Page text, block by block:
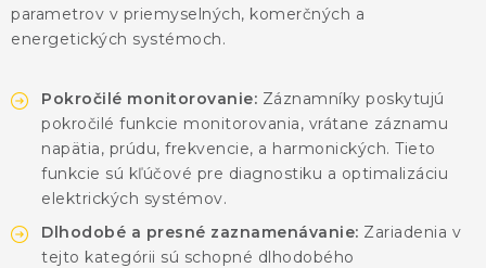
BLOG
ZNAČKY
Obchodné podmienky GDPR Slovník pojmov
parametrov v priemyselných, komerčných a
energetických systémoch.
Pokročilé monitorovanie: Záznamníky poskytujú
pokročilé funkcie monitorovania, vrátane záznamu
napätia, prúdu, frekvencie, a harmonických. Tieto
funkcie sú kľúčové pre diagnostiku a optimalizáciu
elektrických systémov.
Dlhodobé a presné zaznamenávanie: Zariadenia v
tejto kategórii sú schopné dlhodobého